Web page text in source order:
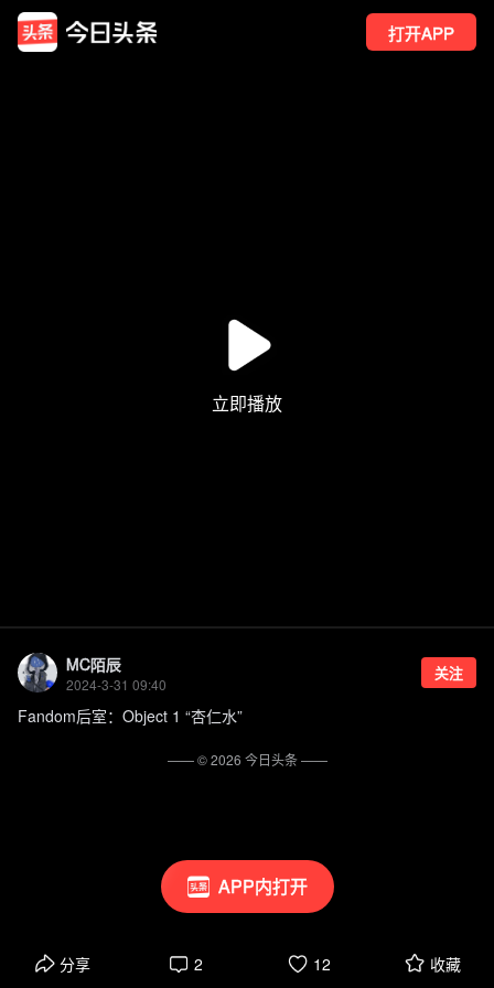
打开APP
APP内打开
MC陌辰
2024-3-31 09:40
关注
Fandom后室：Object 1 “杏仁水”
分享 2 12 收藏
—— ©2026 今日头条——